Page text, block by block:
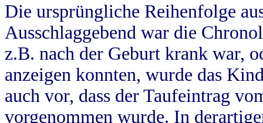
Die ursprüngliche Reihenfolge
Ausschlaggebend war die
z.B. nach der Geburt krank war,
anzeigen konnten, wurde das
auch vor, dass der Taufeintrag
vorgenommen wurde. In